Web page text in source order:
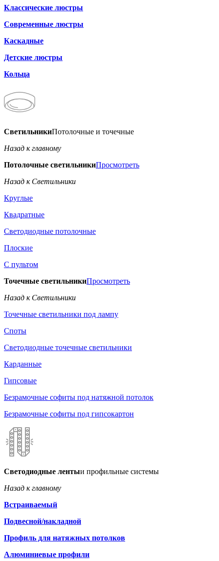
Классические люстры
Современные люстры
Каскадные
Детские люстры
Кольца
СветильникиПотолочные и точечные
Назад к главному
Потолочные светильникиПросмотреть
Назад к Светильники
Круглые
Квадратные
Светодиодные потолочные
Плоские
С пультом
Точечные светильникиПросмотреть
Назад к Светильники
Точечные светильники под лампу
Споты
Светодиодные точечные светильники
Карданные
Гипсовые
Безрамочные софиты под натяжной потолок
Безрамочные софиты под гипсокартон
Светодиодные лентыи профильные системы
Назад к главному
Встраиваемый
Подвесной/накладной
Профиль для натяжных потолков
Алюминиевые профили